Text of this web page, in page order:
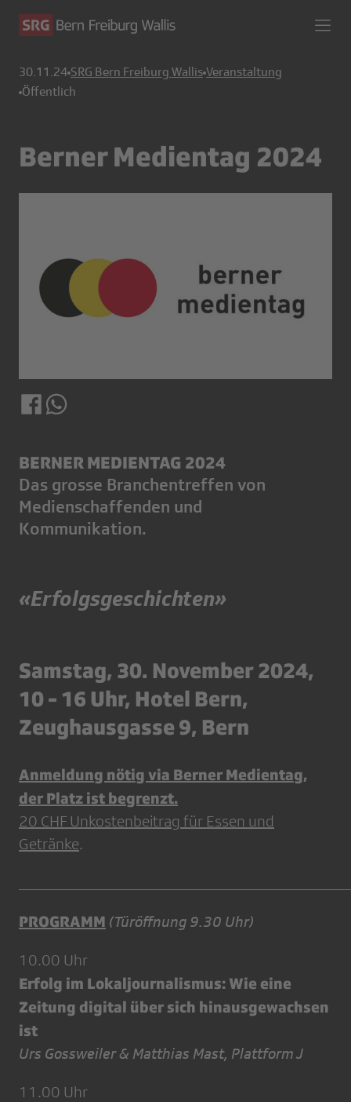
30.11.24 SRG Bern Freiburg Wallis Veranstaltung
Öffentlich
Berner Medientag 2024
BERNER MEDIENTAG 2024
Das grosse Branchentreffen von
Medienschaffenden und
Kommunikation.
«Erfolgsgeschichten»
Samstag, 30. November 2024,
10 - 16 Uhr, Hotel Bern,
Zeughausgasse 9, Bern
Anmeldung nötig via Berner Medientag,
der Platz ist begrenzt.
20 CHF Unkostenbeitrag für Essen und
Getränke.
PROGRAMM (Türöffnung 9.30 Uhr)
10.00 Uhr
Erfolg im Lokaljournalismus: Wie eine
Zeitung digital über sich hinausgewachsen
ist
Urs Gossweiler & Matthias Mast, Plattform J
11.00 Uhr